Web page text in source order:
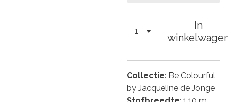
In
Collectie: Be Colourful
by Jacqueline de Jonge